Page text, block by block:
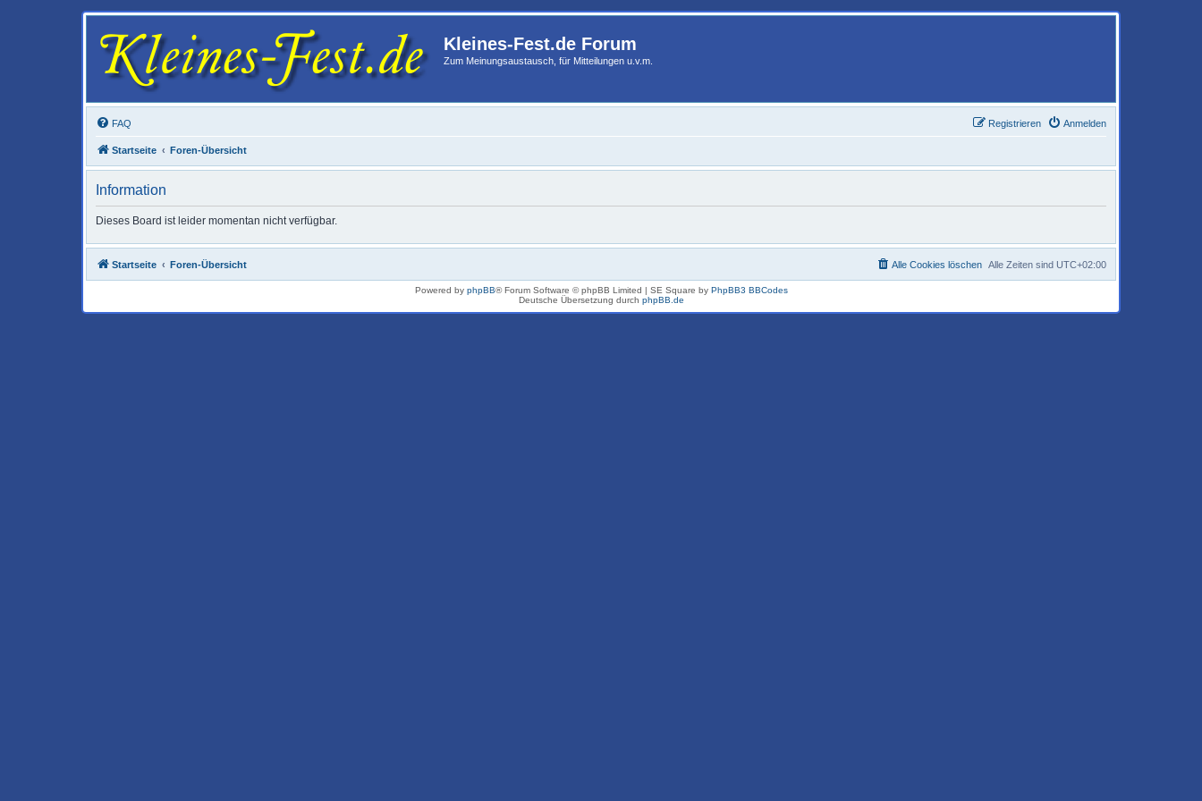
Kleines-Fest.de Forum
Zum Meinungsaustausch, für Mitteilungen u.v.m.
FAQ Anmelden
Registrieren
Startseite Foren-Übersicht
Information
Dieses Board ist leider momentan nicht verfügbar.
Startseite Foren-Übersicht Alle Zeiten sind UTC+02:00
Alle Cookies löschen
Powered by phpBB® Forum Software © phpBB Limited | SE Square by PhpBB3 BBCodes
Deutsche Übersetzung durch phpBB.de